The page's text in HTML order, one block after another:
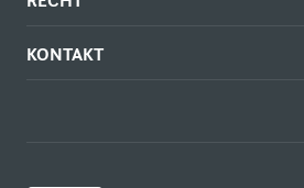
KONTAKT